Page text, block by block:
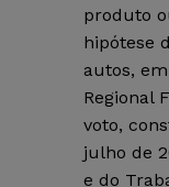
produto
hipótese
autos,
Regional
voto,
julho de
e do